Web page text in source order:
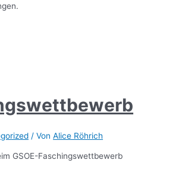
/ VonAlice Röhrich
GSOE-Faschingswettbewerb